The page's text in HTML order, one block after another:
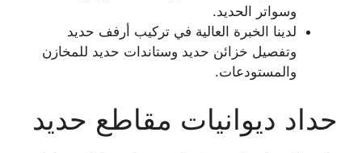
وسواتر الحديد.
لدينا الخبرة العالية في تركيب أرفف حديد
وتفصيل خزائن حديد وستاندات حديد للمخازن
والمستودعات.
حداد ديوانيات مقاطع حديد